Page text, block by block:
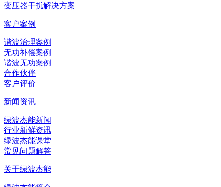
变压器干扰解决方案
客户案例
谐波治理案例
无功补偿案例
谐波无功案例
合作伙伴
客户评价
新闻资讯
绿波杰能新闻
行业新鲜资讯
绿波杰能课堂
常见问题解答
关于绿波杰能